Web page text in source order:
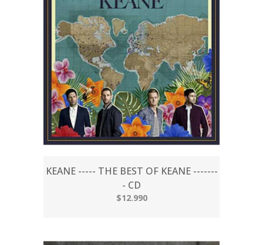
KEANE ----- THE BEST OF KEANE -------
- CD
$12.990